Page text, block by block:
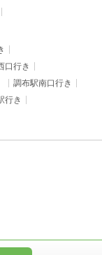
口行き
調布駅南口行き
行き